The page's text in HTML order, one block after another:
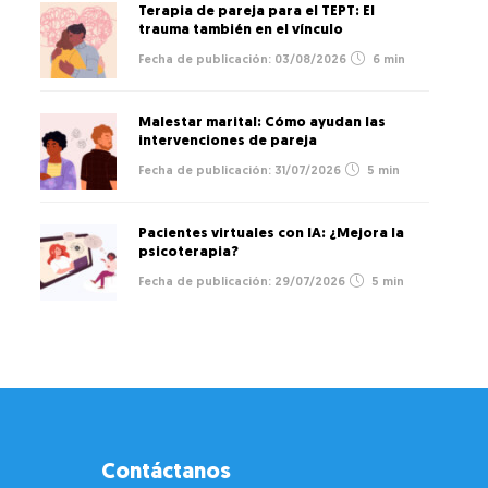
Terapia de pareja para el TEPT: El
trauma también en el vínculo
03/08/2026 6 min
Malestar marital: Cómo ayudan las
intervenciones de pareja
31/07/2026 5 min
Pacientes virtuales con IA: ¿Mejora la
psicoterapia?
29/07/2026 5 min
Contáctanos